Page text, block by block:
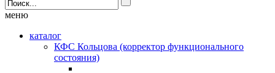
меню
каталог
КФС Кольцова (корректор функционального
состояния)